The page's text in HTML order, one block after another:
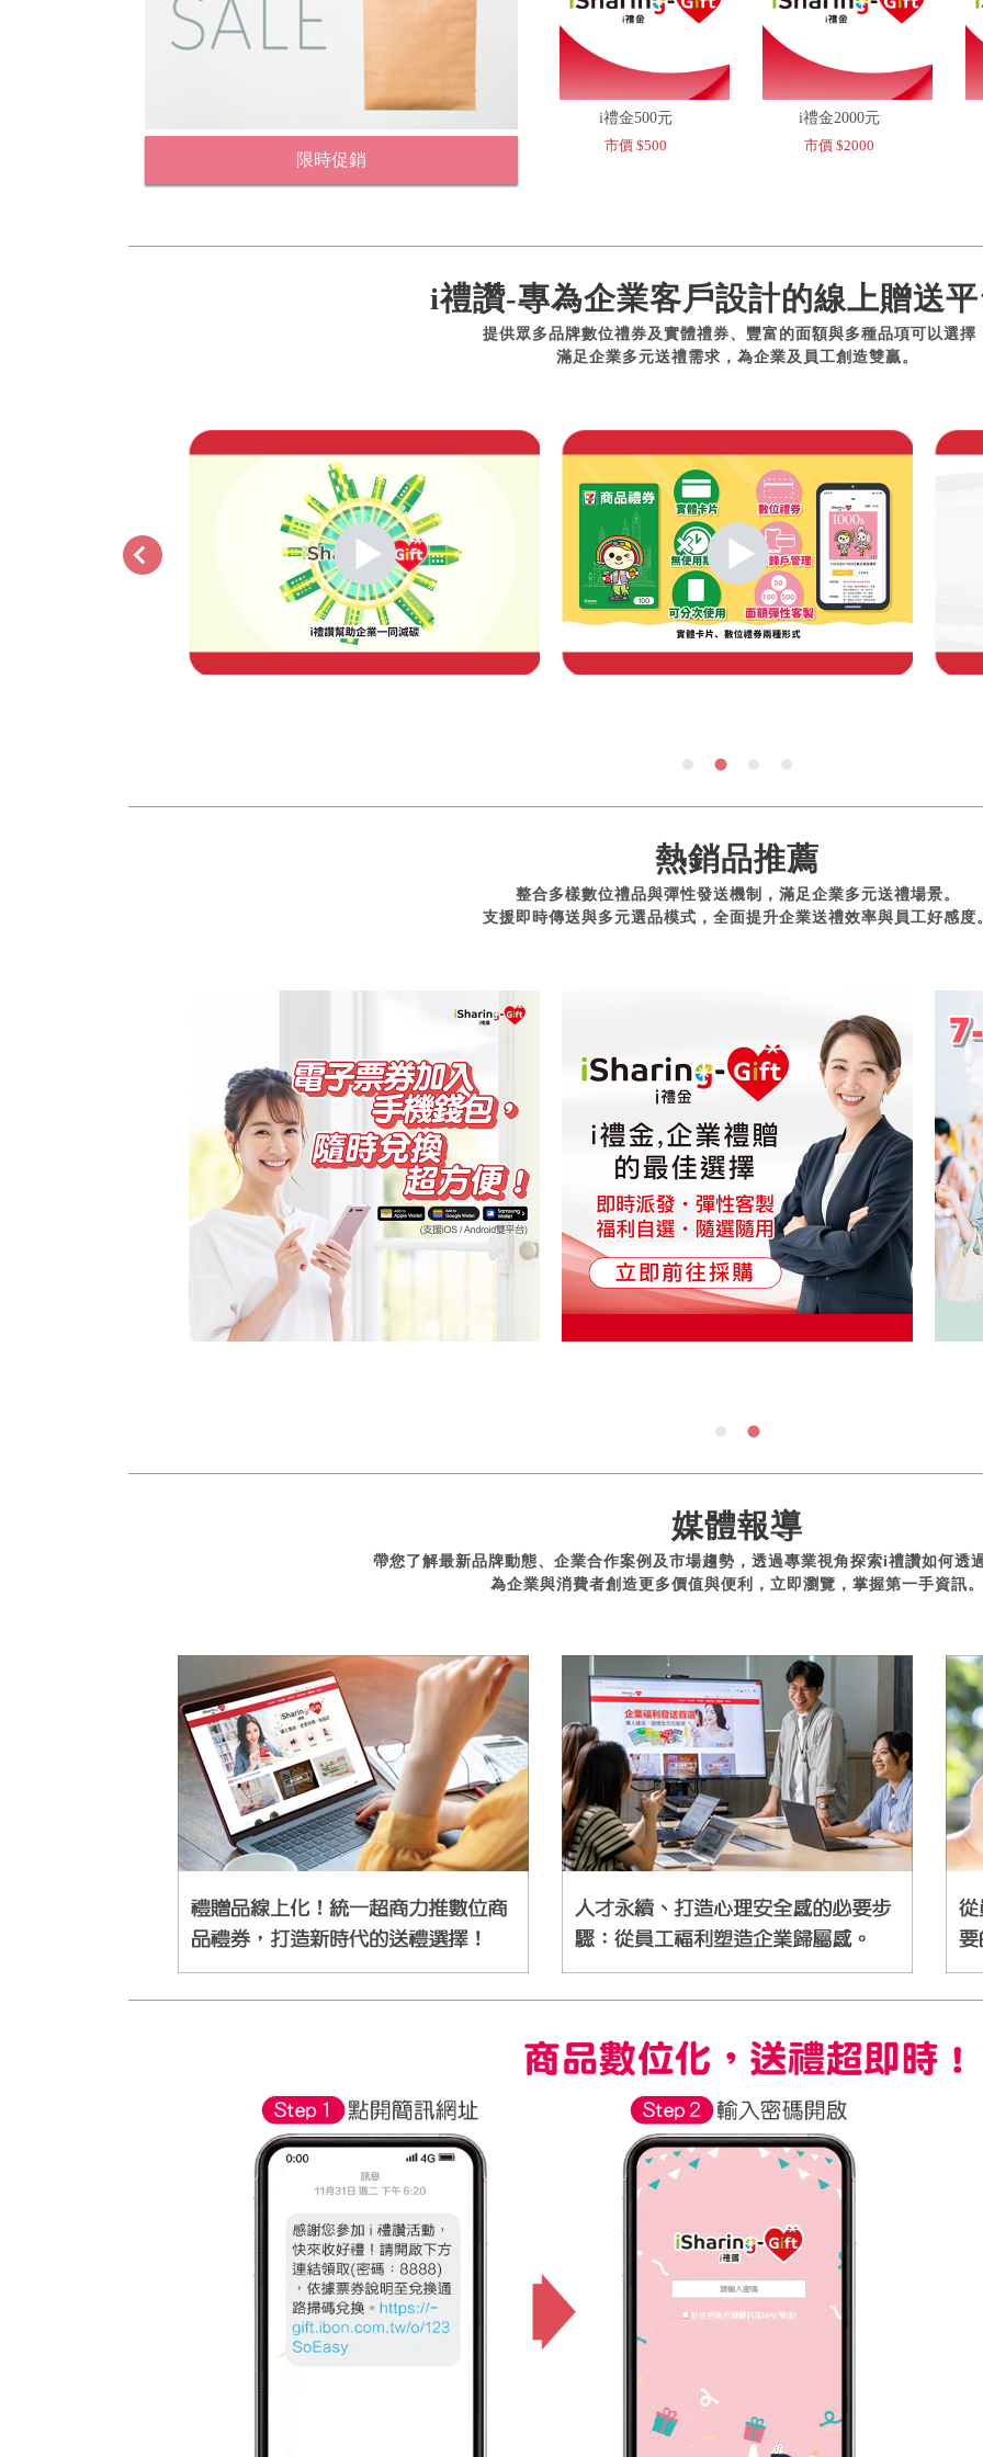
限時促銷
i禮金500元
市價 $500
i禮金2000元
市價 $2000
i禮讚-專為企業客戶設計的線上贈送
提供眾多品牌數位禮券及實體禮券、豐富的面額與多種品項可以選擇
滿足企業多元送禮需求，為企業及員工創造雙贏。
熱銷品推薦
整合多樣數位禮品與彈性發送機制，滿足企業多元送禮場景。
支援即時傳送與多元選品模式，全面提升企業送禮效率與員工好感度
媒體報導
帶您了解最新品牌動態、企業合作案例及市場趨勢，透過專業視角探索i禮讚如何透
為企業與消費者創造更多價值與便利，立即瀏覽，掌握第一手資訊。